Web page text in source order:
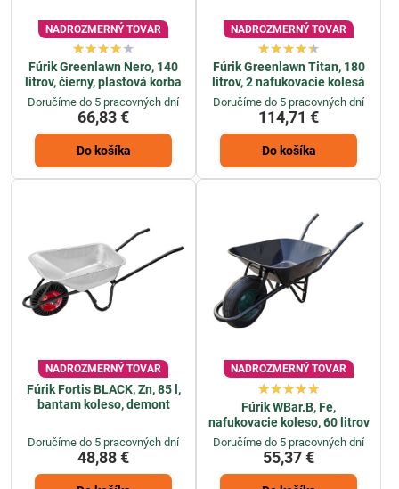
NADROZMERNÝ TOVAR
Fúrik Greenlawn Nero, 140
litrov, čierny, plastová korba
Doručíme do 5 pracovných dní
66,83 €
Do košíka
NADROZMERNÝ TOVAR
Fúrik Greenlawn Titan, 180
litrov, 2 nafukovacie kolesá
Doručíme do 5 pracovných dní
114,71 €
Do košíka
NADROZMERNÝ TOVAR
Fúrik Fortis BLACK, Zn, 85 l,
bantam koleso, demont
Doručíme do 5 pracovných dní
48,88 €
NADROZMERNÝ TOVAR
Fúrik WBar.B, Fe,
nafukovacie koleso, 60 litrov
Doručíme do 5 pracovných dní
55,37 €